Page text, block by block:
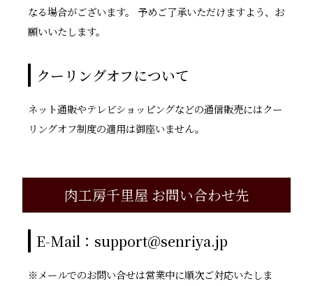
なる場合がございます。 予めご了承いただけますよう、お
願いいたします。
クーリングオフについて
ネット通販やテレビショッピングなどの通信販売にはクー
リングオフ制度の適用は御座いません。
肉工房千里屋 お問い合わせ先
E-Mail：support@senriya.jp
※メールでのお問い合せは営業中に順次ご対応いたしま